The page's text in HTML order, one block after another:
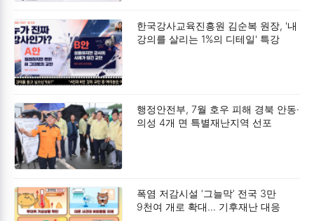
한국강사교육진흥원 김순복 원장, '내
강의를 살리는 1%의 디테일' 특강
행정안전부, 7월 호우 피해 경북 안동·
의성 4개 면 특별재난지역 선포
폭염 저감시설 ‘그늘막’ 전국 3만
9천여 개로 확대… 기후재난 대응